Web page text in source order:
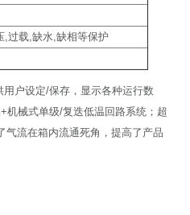
,过载,缺水,缺相等保护
户设定/保存，显示各种运行数
机械式单级/复迭低温回路系统；超
气流在箱内流通死角，提高了产品